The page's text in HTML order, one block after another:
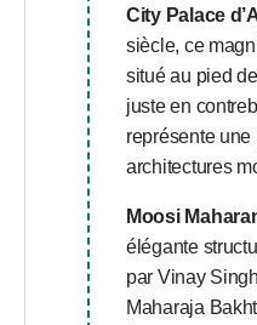
City Palace
siècle, ce
situé au pied
juste en
représente
architectures
Moosi
élégante
par Vinay
Maharaja